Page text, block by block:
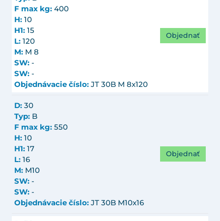
F max kg: 400
H: 10
H1: 15
L: 120
M: M 8
SW: -
SW: -
Objednávacie číslo: JT 30B M 8x120
Objednať
D: 30
Typ: B
F max kg: 550
H: 10
H1: 17
L: 16
M: M10
SW: -
SW: -
Objednávacie číslo: JT 30B M10x16
Objednať